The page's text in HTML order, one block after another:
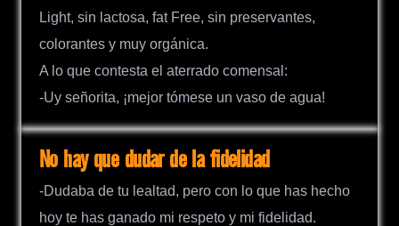
Light, sin lactosa, fat Free, sin preservantes,
colorantes y muy orgánica.
A lo que contesta el aterrado comensal:
-Uy señorita, ¡mejor tómese un vaso de agua!
No hay que dudar de la fidelidad
-Dudaba de tu lealtad, pero con lo que has hecho
hoy te has ganado mi respeto y mi fidelidad.